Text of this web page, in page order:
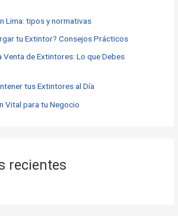
Lima: tipos y normativas
tu Extintor? Consejos Prácticos
Venta de Extintores: Lo que Debes
tus Extintores al Día
Vital para tu Negocio
recientes